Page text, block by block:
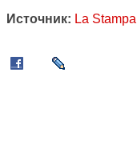
Источник: La Stampa